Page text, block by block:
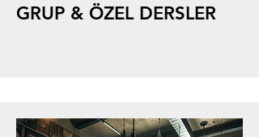
GRUP & ÖZEL DERSLER